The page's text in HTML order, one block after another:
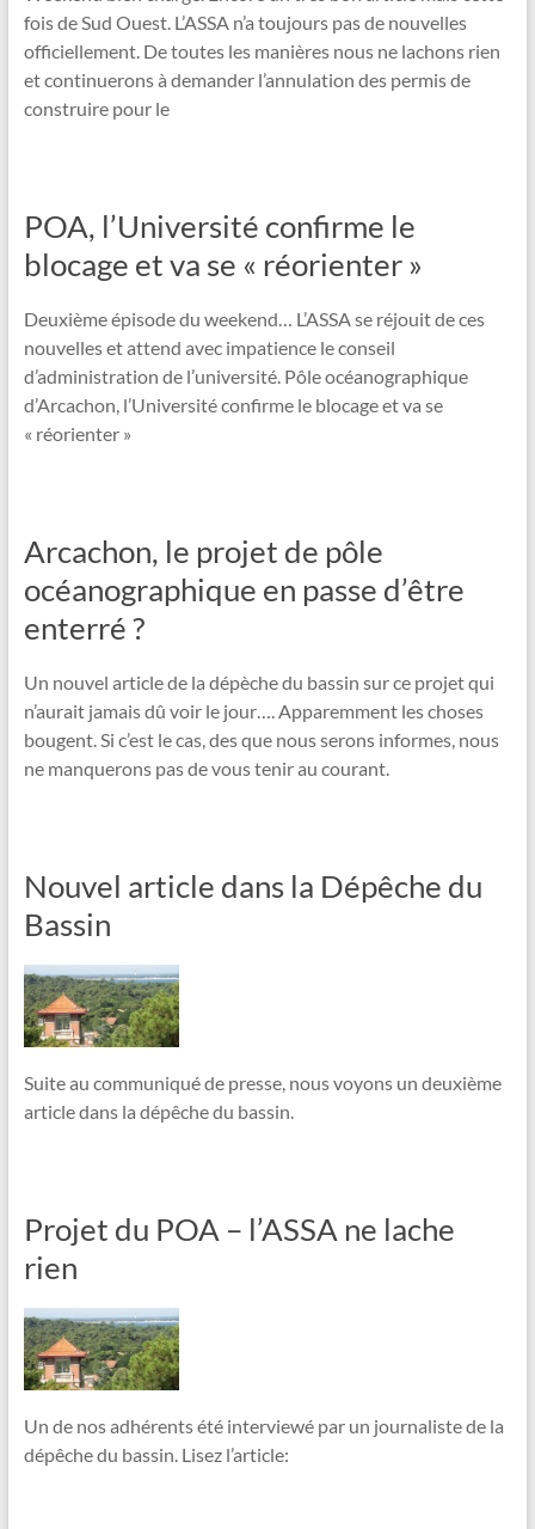
fois de Sud Ouest. L’ASSA n’a toujours pas de nouvelles
officiellement. De toutes les manières nous ne lachons rien
et continuerons à demander l’annulation des permis de
construire pour le
POA, l’Université confirme le
blocage et va se « réorienter »
Deuxième épisode du weekend… L’ASSA se réjouit de ces
nouvelles et attend avec impatience le conseil
d’administration de l’université. Pôle océanographique
d’Arcachon, l’Université confirme le blocage et va se
« réorienter »
Arcachon, le projet de pôle
océanographique en passe d’être
enterré ?
Un nouvel article de la dépèche du bassin sur ce projet qui
n’aurait jamais dû voir le jour…. Apparemment les choses
bougent. Si c’est le cas, des que nous serons informes, nous
ne manquerons pas de vous tenir au courant.
Nouvel article dans la Dépêche du
Bassin
Suite au communiqué de presse, nous voyons un deuxième
article dans la dépêche du bassin.
Projet du POA – l’ASSA ne lache
rien
Un de nos adhérents été interviewé par un journaliste de la
dépêche du bassin. Lisez l’article: